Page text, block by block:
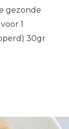
gezonde
1
30gr